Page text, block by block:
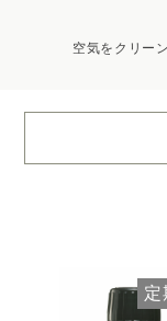
空気をクリー
容量・用途
定期 業務用
定